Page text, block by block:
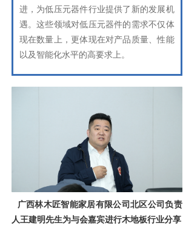
进，为低压元器件行业提供了新的发展机
遇。这些领域对低压元器件的需求不仅体
现在数量上，更体现在对产品质量、性能
以及智能化水平的高要求上。
广西林木匠智能家居有限公司北区公司负责
人王建明先生为与会嘉宾进行木地板行业分享